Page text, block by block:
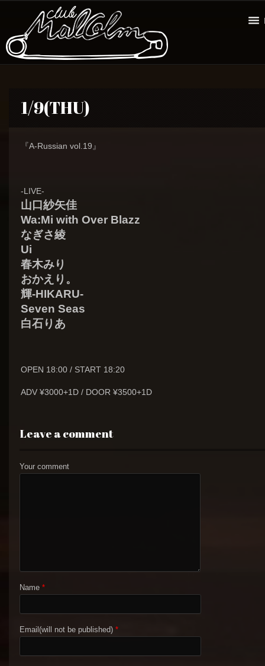
1/9(THU)
『A-Russian vol.19』
-LIVE-
山口紗矢佳
Wa:Mi with Over Blazz
なぎさ綾
Ui
春木みり
おかえり。
輝-HIKARU-
Seven Seas
白石りあ
OPEN 18:00 / START 18:20
ADV ¥3000+1D / DOOR ¥3500+1D
Leave a comment
Your comment
Name *
Email(will not be published) *